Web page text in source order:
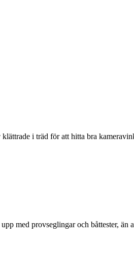
i träd för att hitta bra
med provseglingar och båttester, än